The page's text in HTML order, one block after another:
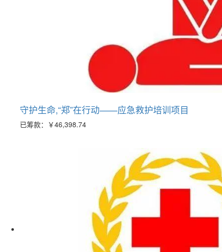
守护生命,“郑”在行动——应急救护培训项目
已筹款： ￥46,398.74